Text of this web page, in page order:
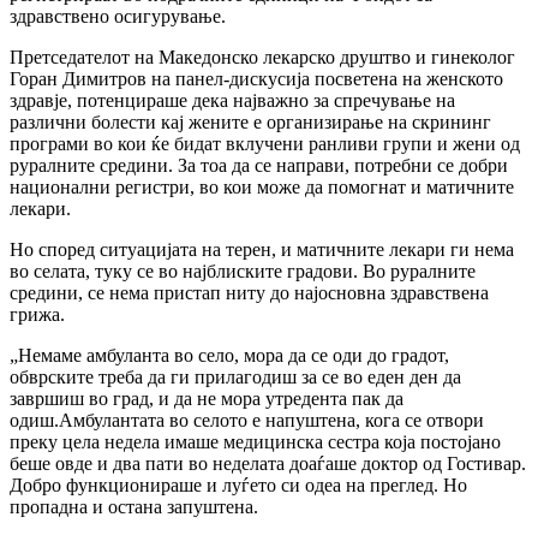
здравствено осигурување.
Претседателот на Македонско лекарско друштво и гинеколог
Горан Димитров на панел-дискусија посветена на женското
здравје, потенцираше дека најважно за спречување на
различни болести кај жените е организирање на скрининг
програми во кои ќе бидат вклучени ранливи групи и жени од
руралните средини. За тоа да се направи, потребни се добри
национални регистри, во кои може да помогнат и матичните
лекари.
Но според ситуацијата на терен, и матичните лекари ги нема
во селата, туку се во најблиските градови. Во руралните
средини, се нема пристап ниту до најосновна здравствена
грижа.
„Немаме амбуланта во село, мора да се оди до градот,
обврските треба да ги прилагодиш за се во еден ден да
завршиш во град, и да не мора утредента пак да
одиш.Амбулантата во селото е напуштена, кога се отвори
преку цела недела имаше медицинска сестра која постојано
беше овде и два пати во неделата доаѓаше доктор од Гостивар.
Добро функционираше и луѓето си одеа на преглед. Но
пропадна и остана запуштена.